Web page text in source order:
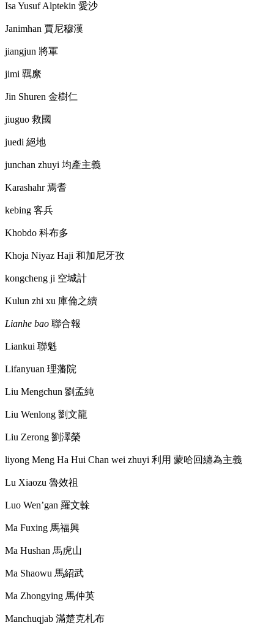
Isa Yusuf Alptekin 愛沙
Janimhan 賈尼穆漢
jiangjun 將軍
jimi 羈縻
Jin Shuren 金樹仁
jiuguo 救國
juedi 絕地
junchan zhuyi 均產主義
Karashahr焉耆
kebing 客兵
Khobdo 科布多
Khoja Niyaz Haji 和加尼牙孜
kongcheng ji 空城計
Kulun zhi xu 庫倫之續
Lianhe bao 聯合報
Liankui 聯魁
Lifanyuan 理藩院
Liu Mengchun 劉孟純
Liu Wenlong 劉文龍
Liu Zerong 劉澤榮
liyong Meng Ha Hui Chan wei zhuyi 利用 蒙哈回纏為主義
Lu Xiaozu 魯效祖
Luo Wen’gan 羅文榦
Ma Fuxing 馬福興
Ma Hushan 馬虎山
Ma Shaowu 馬紹武
Ma Zhongying 馬仲英
Manchuqjab 滿楚克札布